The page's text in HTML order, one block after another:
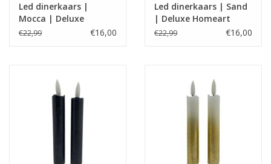
Led dinerkaars |
Mocca | Deluxe
Homeart
€22,99 €16,00
Led dinerkaars | Sand
| Deluxe Homeart
€22,99 €16,00